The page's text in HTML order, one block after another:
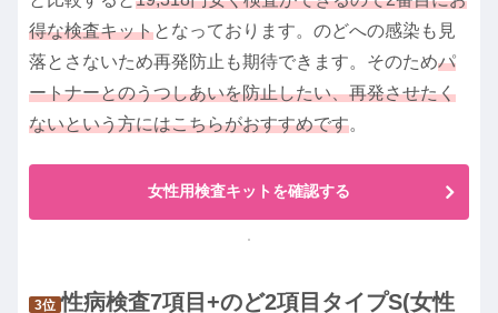
得な検査キットとなっております。のどへの感染も見
落とさないため再発防止も期待できます。そのためパ
ートナーとのうつしあいを防止したい、再発させたく
ないという方にはこちらがおすすめです。
女性用検査キットを確認する
3位 性病検査7項目+のど2項目タイプS(女性